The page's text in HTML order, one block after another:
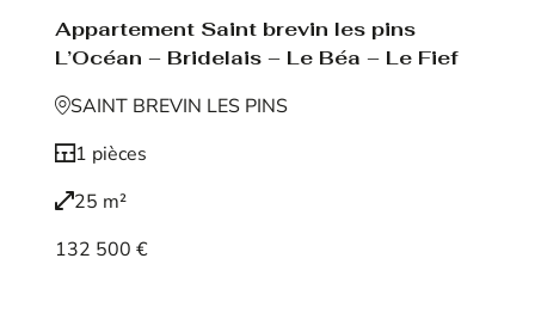
Appartement Saint brevin les pins
L’Océan – Bridelais – Le Béa – Le Fief
SAINT BREVIN LES PINS
1 pièces
25 m²
132 500 €